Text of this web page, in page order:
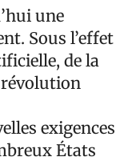
une
Sous l’effet
de la
exigences
États